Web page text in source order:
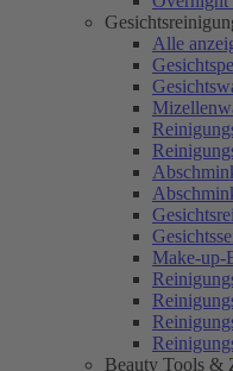
Alle
Make-up-
Beauty Tools &